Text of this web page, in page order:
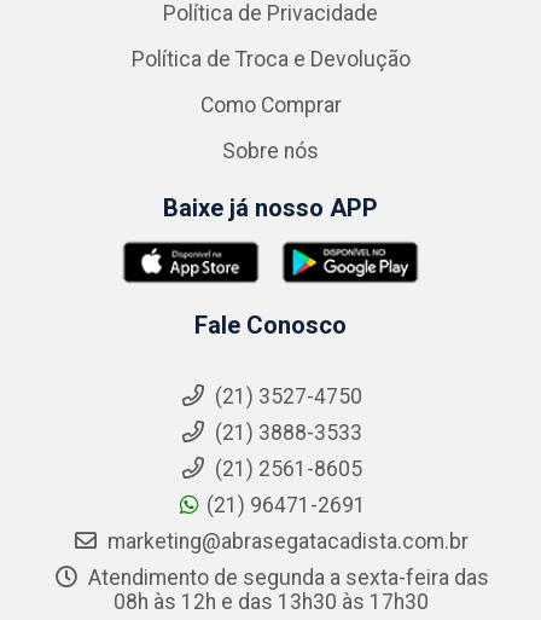
Política de Privacidade
Política de Troca e Devolução
Como Comprar
Sobre nós
Baixe já nosso APP
Fale Conosco
(21) 3527-4750
(21) 3888-3533
(21) 2561-8605
(21) 96471-2691
marketing@abrasegatacadista.com.br
Atendimento de segunda a sexta-feira das
08h às 12h e das 13h30 às 17h30